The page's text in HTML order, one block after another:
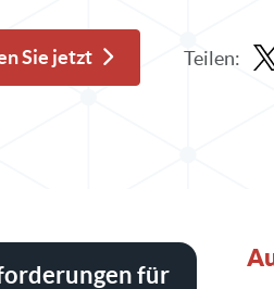
Sie jetzt Teilen:
für